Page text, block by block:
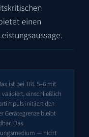
einen
ist bei TRL 5–6 mit
validiert, einschließlich
initiiert den
Gerätegrenze bleibt
Das
— nicht